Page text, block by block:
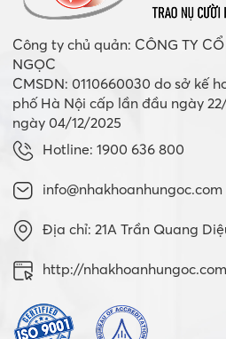
Công ty chủ quản: CÔNG TY
NGỌC
CMSDN: 0110660030 do sở kế
phố Hà Nội cấp lần đầu ngày
ngày 04/12/2025
Hotline: 1900 636 800
info@nhakhoanhungoc.com
Địa chỉ: 21A Trần Quang
http://